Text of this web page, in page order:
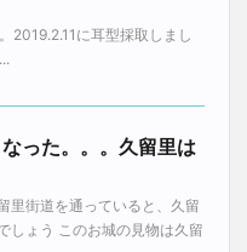
2019.2.11に耳型採取しまし
った。。。久留里は
里街道を通っていると、久留
しょう このお城の見物は久留